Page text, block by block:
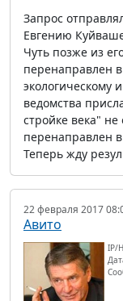
Запрос
Евгению
Чуть позже из
перенаправлен
экологическому
ведомства
стройке века"
перенаправлен
Теперь жду
22 февраля 2017
Авито
IP/